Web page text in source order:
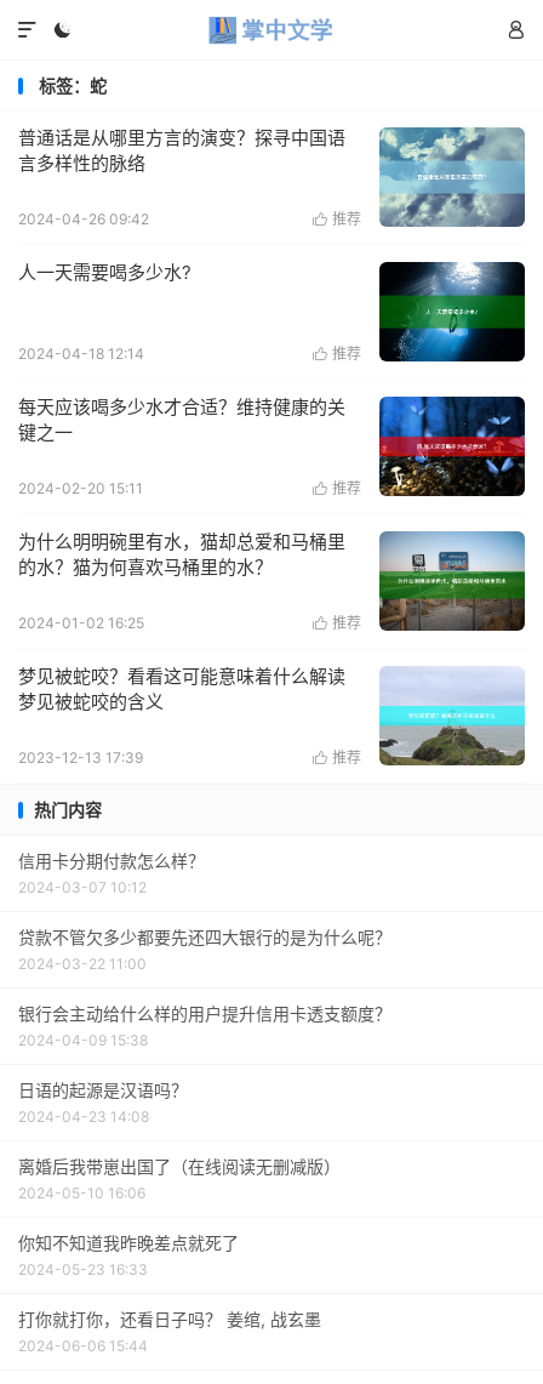
 

标签：蛇
普通话是从哪里方言的演变？探寻中国语
言多样性的脉络
 推荐
2024-04-26 09:42
人一天需要喝多少水?
 推荐
2024-04-18 12:14
每天应该喝多少水才合适？维持健康的关
键之一
 推荐
2024-02-20 15:11
为什么明明碗里有水，猫却总爱和马桶里
的水？猫为何喜欢马桶里的水？
 推荐
2024-01-02 16:25
梦见被蛇咬？看看这可能意味着什么解读
梦见被蛇咬的含义
 推荐
2023-12-13 17:39
热门内容
信用卡分期付款怎么样？
2024-03-07 10:12
贷款不管欠多少都要先还四大银行的是为什么呢？
2024-03-22 11:00
银行会主动给什么样的用户提升信用卡透支额度？
2024-04-09 15:38
日语的起源是汉语吗？
2024-04-23 14:08
离婚后我带崽出国了（在线阅读无删减版）
2024-05-10 16:06
你知不知道我昨晚差点就死了
2024-05-23 16:33
打你就打你，还看日子吗？ 姜绾, 战玄墨
2024-06-06 15:44